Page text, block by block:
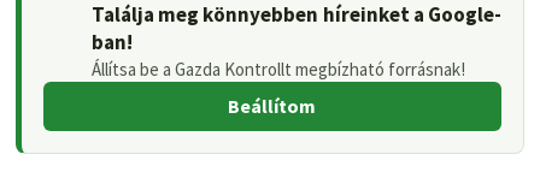
Találja meg könnyebben híreinket a Google-
ban!
Állítsa be a Gazda Kontrollt megbízható forrásnak!
Beállítom